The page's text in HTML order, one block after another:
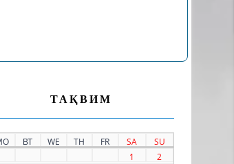
ТАҚВИМ
ВТ WE TH FR SA
SU
1
2